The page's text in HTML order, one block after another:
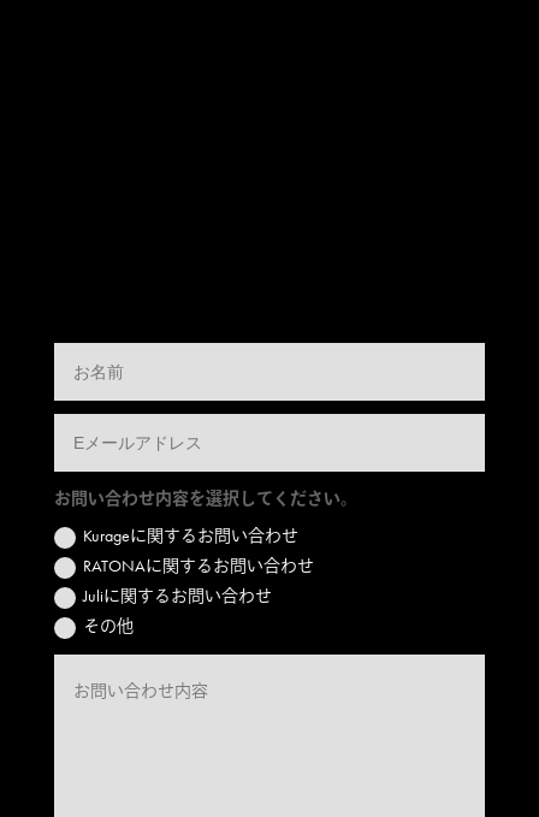
お問い合わせ内容を選択してください。
Kurageに関するお問い合わせ
RATONAに関するお問い合わせ
Juliに関するお問い合わせ
その他